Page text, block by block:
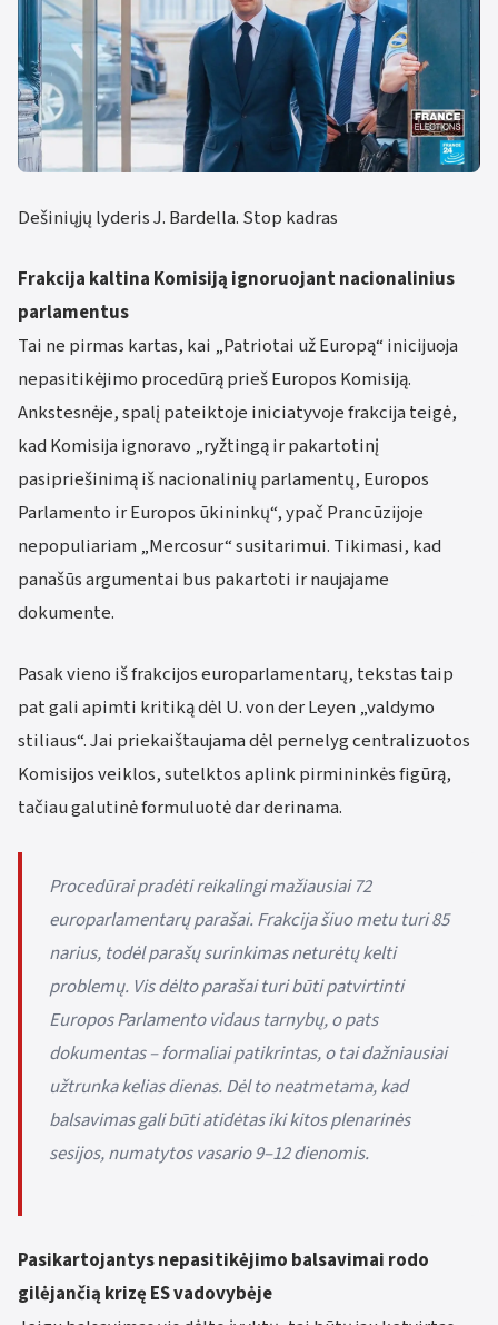
Dešiniųjų lyderis J. Bardella. Stop kadras
Frakcija kaltina Komisiją ignoruojant nacionalinius
parlamentus
Tai ne pirmas kartas, kai „Patriotai už Europą“ inicijuoja
nepasitikėjimo procedūrą prieš Europos Komisiją.
Ankstesnėje, spalį pateiktoje iniciatyvoje frakcija teigė,
kad Komisija ignoravo „ryžtingą ir pakartotinį
pasipriešinimą iš nacionalinių parlamentų, Europos
Parlamento ir Europos ūkininkų“, ypač Prancūzijoje
nepopuliariam „Mercosur“ susitarimui. Tikimasi, kad
panašūs argumentai bus pakartoti ir naujajame
dokumente.
Pasak vieno iš frakcijos europarlamentarų, tekstas taip
pat gali apimti kritiką dėl U. von der Leyen „valdymo
stiliaus“. Jai priekaištaujama dėl pernelyg centralizuotos
Komisijos veiklos, sutelktos aplink pirmininkės figūrą,
tačiau galutinė formuluotė dar derinama.
Procedūrai pradėti reikalingi mažiausiai 72
europarlamentarų parašai. Frakcija šiuo metu turi 85
narius, todėl parašų surinkimas neturėtų kelti
problemų. Vis dėlto parašai turi būti patvirtinti
Europos Parlamento vidaus tarnybų, o pats
dokumentas – formaliai patikrintas, o tai dažniausiai
užtrunka kelias dienas. Dėl to neatmetama, kad
balsavimas gali būti atidėtas iki kitos plenarinės
sesijos, numatytos vasario 9–12 dienomis.
Pasikartojantys nepasitikėjimo balsavimai rodo
gilėjančią krizę ES vadovybėje